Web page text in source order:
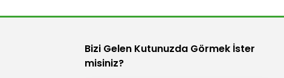
Bizi Gelen Kutunuzda Görmek İster
misiniz?